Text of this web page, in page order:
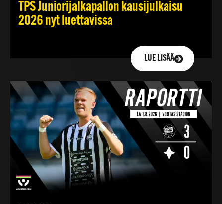
TPS Juniorijalkapallon kausijulkaisu
2026 nyt luettavissa
LUE LISÄÄ